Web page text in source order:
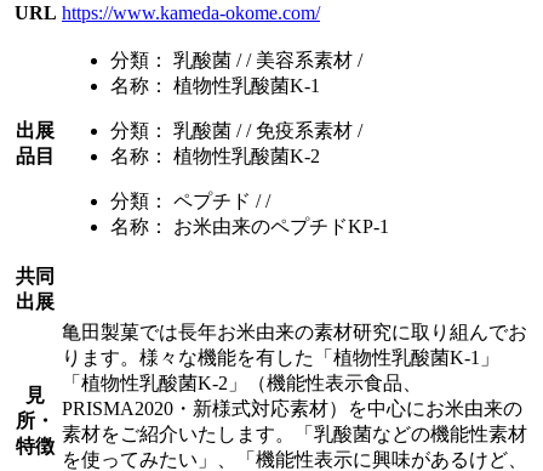
URL https://www.kameda-okome.com/
出展
品目
分類：
乳酸菌 / / 美容系素材 /
名称：
植物性乳酸菌K-1
分類：
乳酸菌 / / 免疫系素材 /
名称：
植物性乳酸菌K-2
分類：
ペプチド / /
名称：
お米由来のペプチドKP-1
共同
出展
見
所・
特徴
亀田製菓では長年お米由来の素材研究に取り組んでお
ります。様々な機能を有した「植物性乳酸菌K-1」
「植物性乳酸菌K-2」（機能性表示食品、
PRISMA2020・新様式対応素材）を中心にお米由来の
素材をご紹介いたします。「乳酸菌などの機能性素材
を使ってみたい」、「機能性表示に興味があるけど、